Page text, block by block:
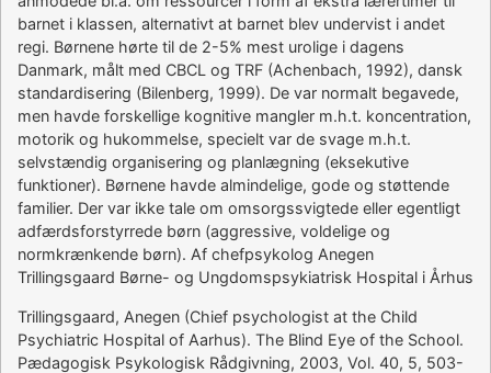
barnet i klassen, alternativt at barnet blev undervist i andet
regi. Børnene hørte til de 2-5% mest urolige i dagens
Danmark, målt med CBCL og TRF (Achenbach, 1992), dansk
standardisering (Bilenberg, 1999). De var normalt begavede,
men havde forskellige kognitive mangler m.h.t. koncentration,
motorik og hukommelse, specielt var de svage m.h.t.
selvstændig organisering og planlægning (eksekutive
funktioner). Børnene havde almindelige, gode og støttende
familier. Der var ikke tale om omsorgssvigtede eller egentligt
adfærdsforstyrrede børn (aggressive, voldelige og
normkrænkende børn). Af chefpsykolog Anegen
Trillingsgaard Børne- og Ungdomspsykiatrisk Hospital i Århus
Trillingsgaard, Anegen (Chief psychologist at the Child
Psychiatric Hospital of Aarhus). The Blind Eye of the School.
Pædagogisk Psykologisk Rådgivning, 2003, Vol. 40, 5, 503-